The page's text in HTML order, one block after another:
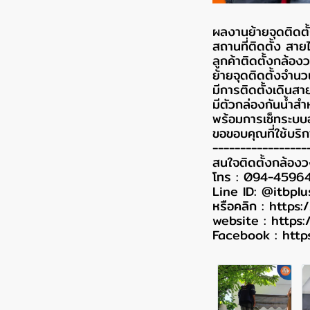
ผลงานย้ายจุดติด
สถานที่ติดตั้ง สาย
ลูกค้าติดตั้งกล้อง
ย้ายจุดติดตั้งจำน
มีการติดตั้งเดินสา
มีตัวกล่องกันน้ำส
พร้อมการเซ็ทระ
ขอขอบคุณที่ใช้บริ
สนใจติดตั้งกล้อง
โทร : 094-
Line ID:
หรือคลิก :
website :
Facebook :